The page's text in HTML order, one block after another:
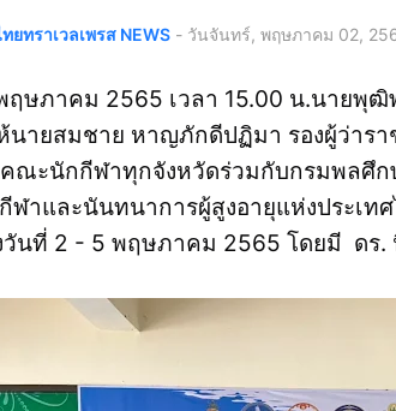
ทยทราเวลเพรส NEWS - วันจันทร์, พฤษภาคม 02,
ฤษภาคม 2565 เวลา 15.00 น.นายพุฒิ
นายสมชาย หาญภักดีปฏิมา รองผู้ว่ารา
ณะนักกีฬาทุกจังหวัดร่วมกับกรมพลศึก
ฬาและนันทนาการผู้สูงอายุแห่งประเท
วันที่ 2 - 5 พฤษภาคม 2565 โดยมี ดร